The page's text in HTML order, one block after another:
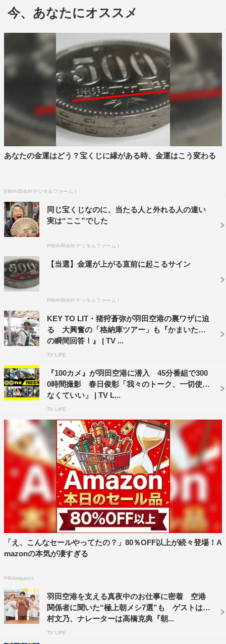
汗を流していた人々に話を聞いてみると、大半が女性で
CAやグランドスタッフをはじめ、さまざまな空港関係の
きにそのまま家に帰ってすぐ寝てしまうと時差ボケになっ
てしまうので、ジムに直行し運動して目を覚まし、夜まで
寝ないよう時間を調整するのだという。マツコはそのスト
イックぶりに「余計疲れちゃわないの？」と驚きの声をも
ほかにも、旅行好きで空港を使用する前後に運動すると
いう女性が、体を鍛えて美人になりたい意外な理由や、貿
易事務の女性が空港での意外な出会い、さらにマツコが今
ハマっているという飛行機にまつわる動画についても明ら
かになる。
日本テレビ系
6月15日（土）後11・00～11・30
マツコ・デラックス
今、あなたにオススメ
あなたの金運はどう？宝くじに縁がある時、金運はこう変わる
PR(合同会社デジタルファーム )
同じ宝くじなのに、当たる人と外れる人の違い
実は“ここ”でした
PR(合同会社デジタルファーム )
【当選】金運が上がる直前に起こるサイン
PR(合同会社デジタルファーム )
KEY TO LIT・猪狩蒼弥が羽田空港の裏ワザに迫
る 大興奮の「格納庫ツアー」も『かまいたち
の瞬間回答！』 | TV ...
TV LIFE
『100カメ』が羽田空港に潜入 45分番組で300
0時間撮影 春日俊彰「我々のトーク、一切使わ
なくていい」 | TV L...
TV LIFE
「え、こんなセールやってたの？」80％OFF以上が続々登場！A
mazonの本気が凄すぎる
PR(Amazon)
羽田空港を支える真夜中のお仕事に密着 空港
関係者に聞いた“極上朝メシ7選”も ゲストは木
村文乃、ナレーターは高橋克典『朝...
TV LIFE